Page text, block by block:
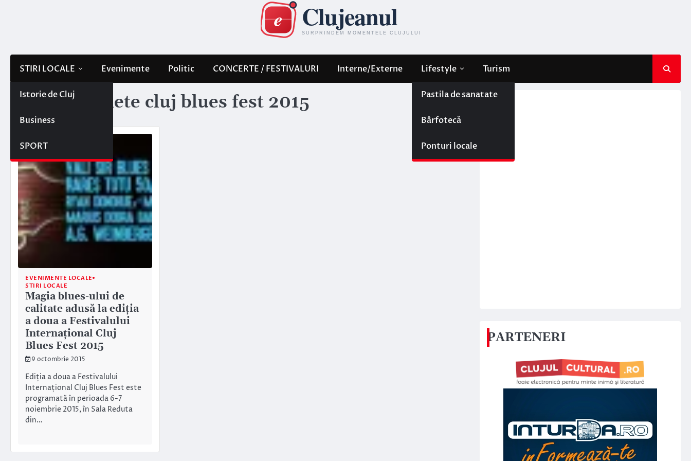
STIRI LOCALE
Istorie de Cluj
Business
SPORT
Evenimente Politic CONCERTE / FESTIVALURI Interne/Externe Lifestyle
Pastila de sanatate
Bârfotecă
Ponturi locale
Turism
Etichetă: bilete cluj blues fest 2015
EVENIMENTE LOCALE
STIRI LOCALE
Magia blues-ului de
calitate adusă la ediția
a doua a Festivalului
Internațional Cluj
Blues Fest 2015
9 octombrie 2015
Ediția a doua a Festivalului
Internațional Cluj Blues Fest este
programată în perioada 6-7
noiembrie 2015, în Sala Reduta
din…
PARTENERI